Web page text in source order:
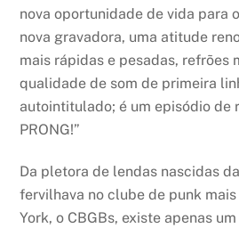
nova oportunidade de vida para
nova gravadora, uma atitude
mais rápidas e pesadas, refrões
qualidade de som de primeira
autointitulado; é um episódio de
PRONG!”
Da pletora de lendas nascidas
fervilhava no clube de punk
York, o CBGBs, existe apenas